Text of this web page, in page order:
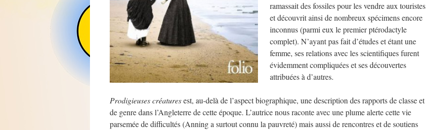
ramassait des fossiles pour les vendre aux touristes
et découvrit ainsi de nombreux spécimens encore
inconnus (parmi eux le premier ptérodactyle
complet). N’ayant pas fait d’études et étant une
femme, ses relations avec les scientifiques furent
évidemment compliquées et ses découvertes
attribuées à d’autres.
Prodigieuses créaturesest, au-delà de l’aspect biographique, une description des rapports de classe et
de genre dans l’Angleterre de cette époque. L’autrice nous raconte avec une plume alerte cette vie
parsemée de difficultés (Anning a surtout connu la pauvreté) mais aussi de rencontres et de soutiens